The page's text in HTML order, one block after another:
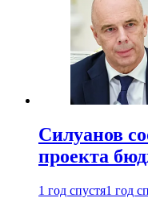
Силуанов
проекта
1 год спустя1 год